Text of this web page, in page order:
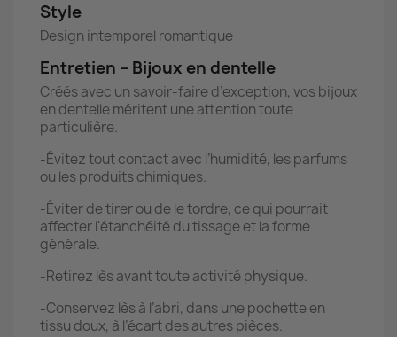
Style
Design intemporel romantique
Entretien – Bijoux en dentelle
Créés avec un savoir-faire d’exception, vos bijoux
en dentelle méritent une attention toute
particulière.
-Évitez tout contact avec l’humidité, les parfums
ou les produits chimiques.
-Éviter de tirer ou de le tordre, ce qui pourrait
affecter l'étanchéité du tissage et la forme
générale.
-Retirez lès avant toute activité physique.
-Conservez lès à l’abri, dans une pochette en
tissu doux, à l’écart des autres pièces.